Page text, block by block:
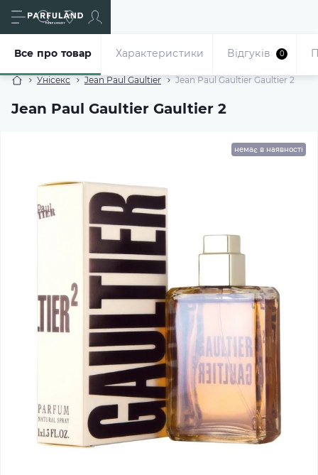
Унісекс Jean Paul Gaultier Jean Paul Gaultier Gaultier 2
Jean Paul Gaultier Gaultier 2
Все про товар Характеристики Відгуків 0
немає в наявності